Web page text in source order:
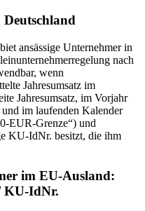
ansässige Unternehmer in
nach
wenn
Jahresumsatz im
Jahresumsatz, im Vorjahr
im laufenden Kalender
EUR-Grenze“) und
KU-IdNr. besitzt, die ihm
im EU-Ausland:
KU-IdNr.